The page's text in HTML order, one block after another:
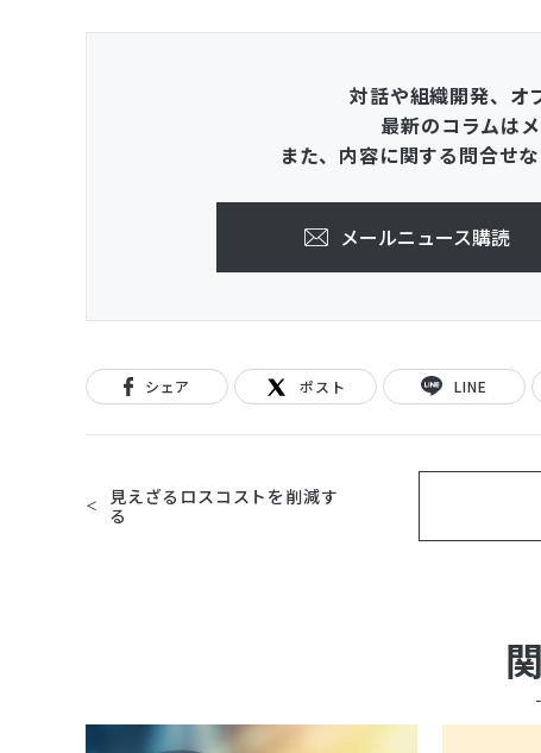
対話や組織開発、オ
最新のコラムは
また、内容に関する問合せ
メールニュース購読
シェア ポスト LINE
見えざるロスコストを削減す
る